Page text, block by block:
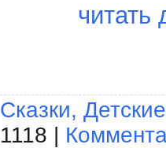
читать
Сказки,
1118 |